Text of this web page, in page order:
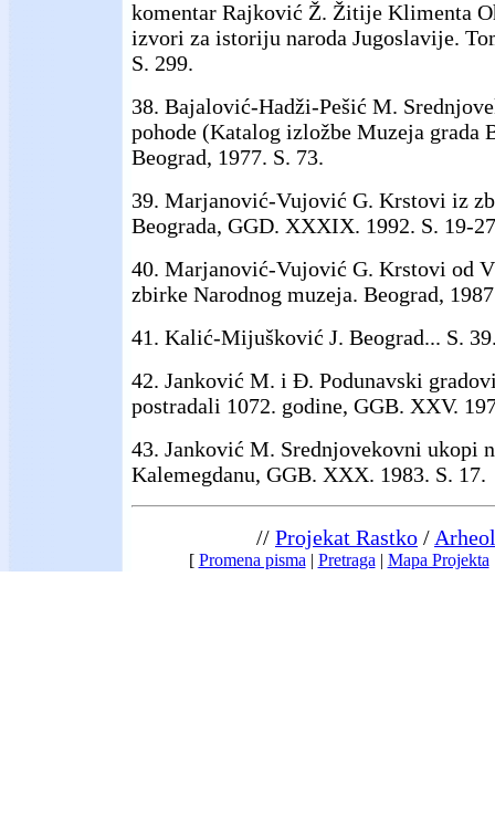
komentar Rajković Ž. Žitije Klimenta
izvori za istoriju naroda Jugoslavije.
S. 299.
38. Bajalović-Hadži-Pešić M.
pohode (Katalog izložbe Muzeja grada
Beograd, 1977. S. 73.
39. Marjanović-Vujović G. Krstovi iz
Beograda, GGD. XXXIX. 1992. S. 19-
40. Marjanović-Vujović G. Krstovi od
zbirke Narodnog muzeja. Beograd,
41. Kalić-Mijušković J. Beograd... S.
42. Janković M. i Đ. Podunavski
postradali 1072. godine, GGB. XXV.
43. Janković M. Srednjovekovni ukopi
Kalemegdanu, GGB. XXX. 1983. S. 17.
// Projekat Rastko /
[ Promena pisma| Pretraga| Mapa Projekta